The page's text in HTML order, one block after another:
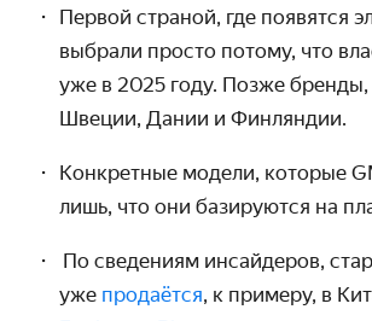
Первой страной, где появятся
выбрали просто потому, что
уже в 2025 году. Позже
Швеции, Дании и Финляндии.
Конкретные модели, которые
лишь, что они базируются на
По сведениям инсайдеров,
уже продаётся, к примеру, в